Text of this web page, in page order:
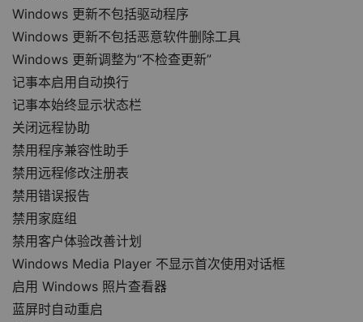
Windows 更新不包括驱动程序
Windows 更新不包括恶意软件删除工具
Windows 更新调整为“不检查更新”
记事本启用自动换行
记事本始终显示状态栏
关闭远程协助
禁用程序兼容性助手
禁用远程修改注册表
禁用错误报告
禁用家庭组
禁用客户体验改善计划
Windows Media Player 不显示首次使用对话框
启用 Windows 照片查看器
蓝屏时自动重启